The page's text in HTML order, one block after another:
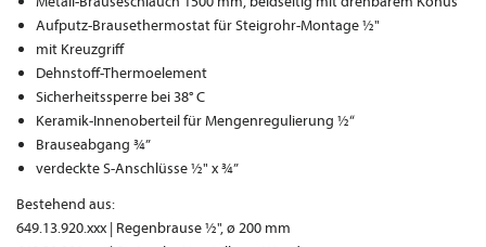
Aufputz-Brausethermostat für Steigrohr-Montage ½"
mit Kreuzgriff
Dehnstoff-Thermoelement
Sicherheitssperre bei 38° C
Keramik-Innenoberteil für Mengenregulierung ½“
Brauseabgang ¾”
verdeckte S-Anschlüsse ½" x ¾”
Bestehend aus:
649.13.920.xxx | Regenbrause ½", ø 200 mm